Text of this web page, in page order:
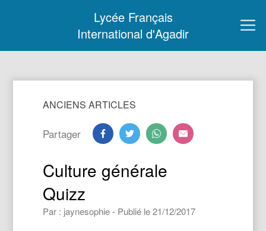
Lycée Français
International d'Agadir
ANCIENS ARTICLES
Partager
Culture générale
Quizz
Par : jaynesophie - Publié le 21/12/2017